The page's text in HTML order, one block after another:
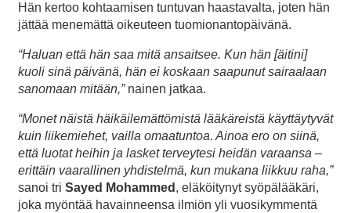
Hän kertoo kohtaamisen tuntuvan haastavalta, joten hän
jättää menemättä oikeuteen tuomionantopäivänä.
“Haluan että hän saa mitä ansaitsee. Kun hän [äitini]
kuoli sinä päivänä, hän ei koskaan saapunut sairaalaan
sanomaan mitään,”nainen jatkaa.
“Monet näistä häikäilemättömistä lääkäreistä käyttäytyvät
kuin liikemiehet, vailla omaatuntoa. Ainoa ero on siinä,
että luotat heihin ja lasket terveytesi heidän varaansa –
erittäin vaarallinen yhdistelmä, kun mukana liikkuu raha,”
sanoi tri Sayed Mohammed , eläköitynyt syöpälääkäri,
joka myöntää havainneensa ilmiön yli vuosikymmentä